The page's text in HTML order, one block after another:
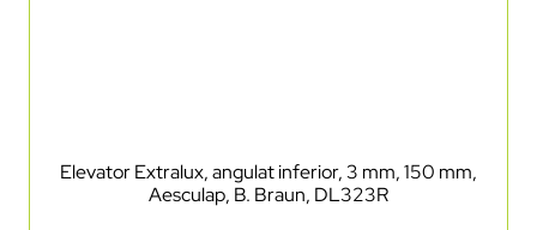
Elevator Extralux, angulat inferior, 3 mm, 150 mm,
Aesculap, B. Braun, DL323R